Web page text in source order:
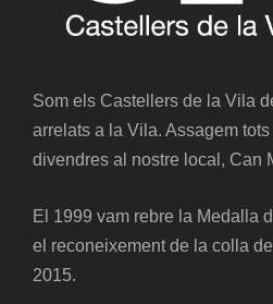
Som els Castellers de la Vila
arrelats a la Vila. Assagem
divendres al nostre local, Can
El 1999 vam rebre la Medalla
el reconeixement de la colla
2015.